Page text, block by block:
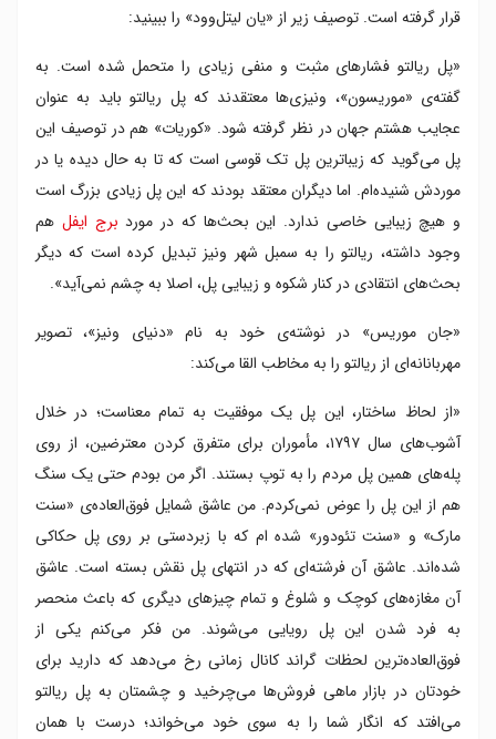
قرار گرفته است. توصیف زیر از «یان لیتل‌وود» را ببینید:
«پل ریالتو فشار‌های مثبت و منفی زیادی را متحمل شده است. به
گفته‌ی «موریسون»، ونیزی‌ها معتقدند که پل ریالتو باید به عنوان
عجایب هشتم جهان در نظر گرفته شود. «کوریات» هم در توصیف این
پل می‌گوید که زیباترین پل تک قوسی است که تا به حال دیده یا در
موردش شنیده‌ام. اما دیگران معتقد بودند که این پل زیادی بزرگ است
و هیچ زیبایی خاصی ندارد. این بحث‌ها که در مورد برج ایفل هم
وجود داشته‌، ریالتو را به سمبل شهر ونیز تبدیل کرده است که دیگر
بحث‌های انتقادی در کنار شکوه و زیبایی پل، اصلا به چشم نمی‌آید».
«جان موریس» در نوشته‌ی خود به نام «دنیای ونیز»، تصویر
مهربانانه‌ای از ریالتو را به مخاطب القا می‌کند:
«از لحاظ ساختار، این پل یک موفقیت به تمام معناست؛ در خلال
آشوب‌های سال ۱۷۹۷، مأموران برای متفرق کردن معترضین، از روی
پله‌های همین پل مردم را به توپ بستند. اگر من بودم حتی یک سنگ
هم از این پل را عوض نمی‌کردم. من عاشق شمایل فوق‌العاده‌ی «سنت
مارک» و «سنت تئودور» شده ام که با زبردستی بر روی پل حکاکی
شده‌اند. عاشق آن فرشته‌ای که در انتهای پل نقش بسته است. عاشق
آن مغازه‌های کوچک و شلوغ و تمام چیزهای دیگری که باعث منحصر
به فرد شدن این پل رویایی می‌شوند. من فکر می‌کنم یکی از
فوق‌العاده‌ترین لحظات گراند کانال زمانی رخ می‌دهد که دارید برای
خودتان در بازار ماهی فروش‌ها می‌چرخید و چشمتان به پل ریالتو
می‌افتد که انگار شما را به سوی خود می‌خواند؛ درست با همان